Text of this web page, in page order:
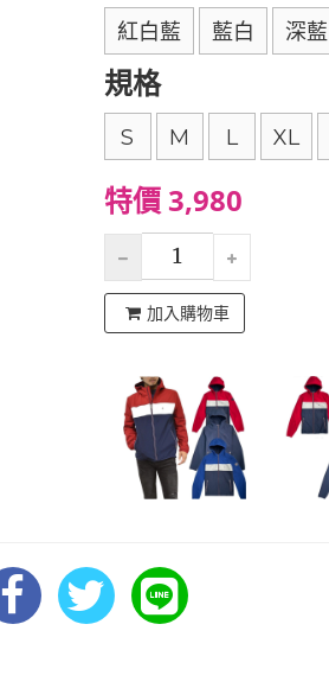
紅白藍 藍白 深藍
規格
S M L XL
特價 3,980
加入購物車